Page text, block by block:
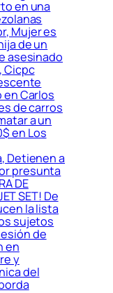
en una
Mujer es
de un
asesinado
Cicpc
en Carlos
de carros
a un
en Los
Detienen a
presunta
DE
SET! De
la lista
sujetos
de
en
y
del